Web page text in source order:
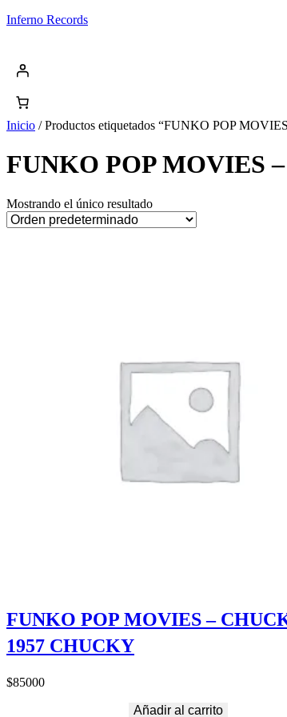
Saltar
Inferno Records
Inicio / Productos etiquetados “FUNKO POP
FUNKO POP MOVIES
Mostrando el único resultado
FUNKO POP MOVIES –
1957 CHUCKY
$85000
Añadir al carrito